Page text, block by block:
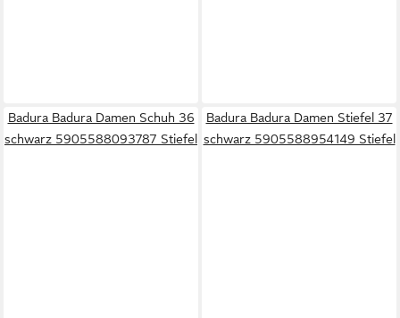
Badura Badura Damen Schuh 36
schwarz 5905588093787 Stiefel
Badura Badura Damen Stiefel 37
schwarz 5905588954149 Stiefel